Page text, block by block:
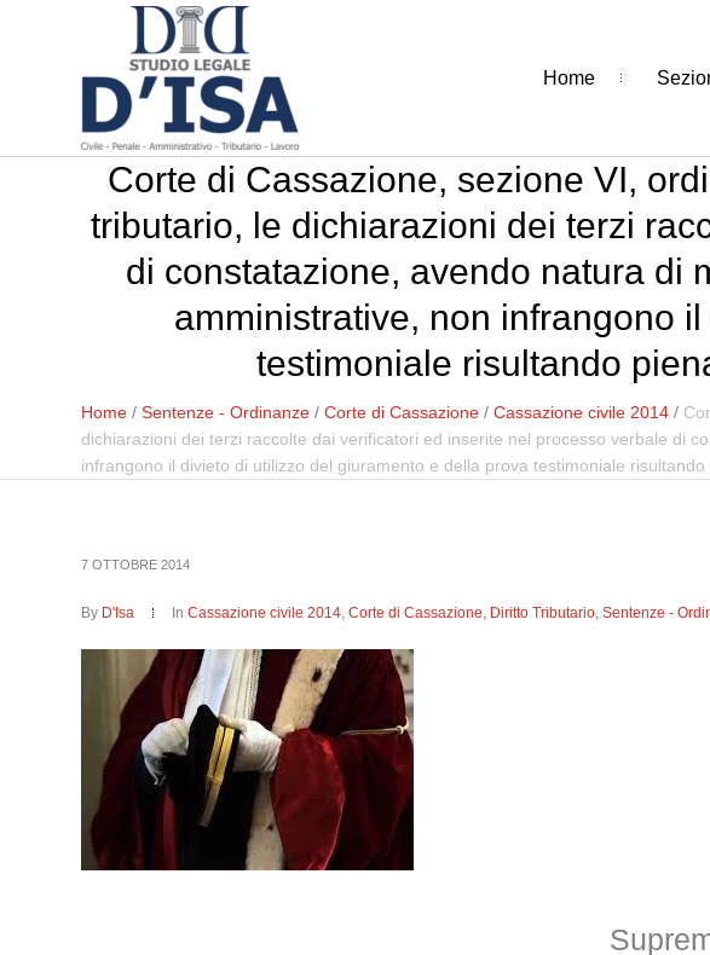
Home
Corte di Cassazione, sezione VI,
tributario, le dichiarazioni dei terzi
di constatazione, avendo natura di
amministrative, non infrangono
testimoniale risultando
Home /Sentenze - Ordinanze /Corte di Cassazione /Cassazione civile 2014 /
dichiarazioni dei terzi raccolte dai verificatori ed inserite nel processo verbale di
infrangono il divieto di utilizzo del giuramento e della prova testimoniale
7 OTTOBRE 2014
By D'Isa InCassazione civile 2014,Corte di Cassazione, Diritto Tributario,Sentenze -